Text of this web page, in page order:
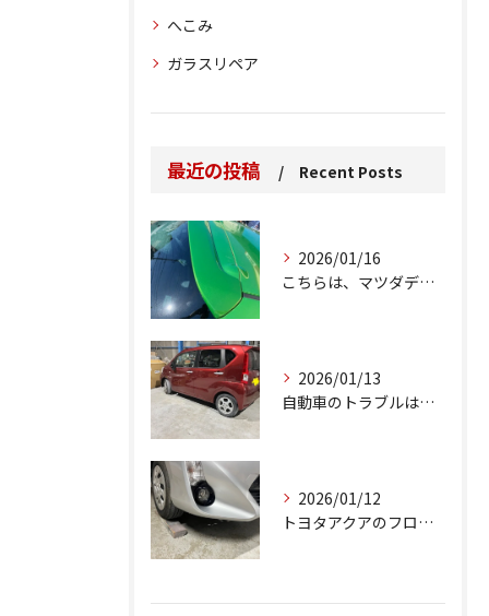
へこみ
ガラスリペア
最近の投稿 Recent Posts
2026/01/16
こちらは、マツダデミオのゲートのルーフスポイラーで、経年劣化...
2026/01/13
自動車のトラブルは、日常生活において避けられない出来事の一つ...
2026/01/12
トヨタアクアのフロントバンパーの右下側を縁石にぶつけてできた...